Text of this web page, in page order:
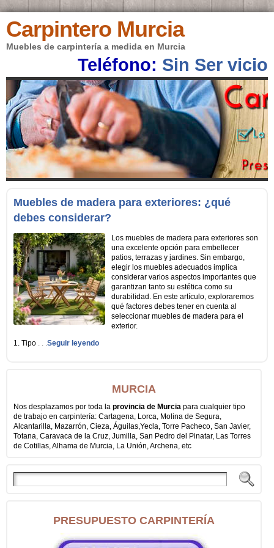
Carpintero Murcia
Muebles de carpintería a medida en Murcia
Teléfono: Sin Ser vicio
Muebles de madera para exteriores: ¿qué
debes considerar?
Los muebles de madera para exteriores son
una excelente opción para embellecer
patios, terrazas y jardines. Sin embargo,
elegir los muebles adecuados implica
considerar varios aspectos importantes que
garantizan tanto su estética como su
durabilidad. En este artículo, exploraremos
qué factores debes tener en cuenta al
seleccionar muebles de madera para el
exterior.
1. Tipo . . .Seguir leyendo
MURCIA
Nos desplazamos por toda la provincia de Murcia para cualquier tipo
de trabajo en carpintería: Cartagena, Lorca, Molina de Segura,
Alcantarilla, Mazarrón, Cieza, Águilas,Yecla, Torre Pacheco, San Javier,
Totana, Caravaca de la Cruz, Jumilla, San Pedro del Pinatar, Las Torres
de Cotillas, Alhama de Murcia, La Unión, Archena, etc
PRESUPUESTO CARPINTERÍA